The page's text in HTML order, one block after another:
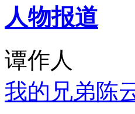
人物报道
谭作人
我的兄弟陈